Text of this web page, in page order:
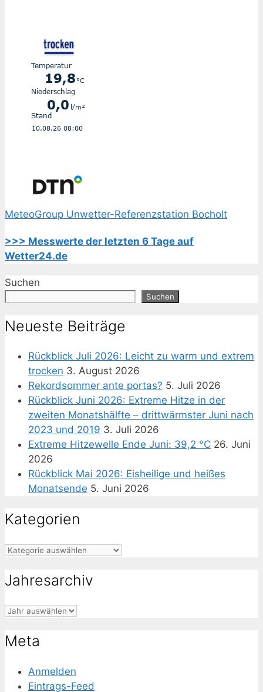
MeteoGroup Unwetter-Referenzstation Bocholt
>>> Messwerte der letzten 6 Tage auf
Wetter24.de
Suchen
Suchen
Neueste Beiträge
Rückblick Juli 2026: Leicht zu warm und extrem
trocken 3. August 2026
Rekordsommer ante portas? 5. Juli 2026
Rückblick Juni 2026: Extreme Hitze in der
zweiten Monatshälfte – drittwärmster Juni nach
2023 und 2019 3. Juli 2026
Extreme Hitzewelle Ende Juni: 39,2 °C 26. Juni
2026
Rückblick Mai 2026: Eisheilige und heißes
Monatsende 5. Juni 2026
Kategorien
Kategorien
Jahresarchiv
Meta
Anmelden
Eintrags-Feed